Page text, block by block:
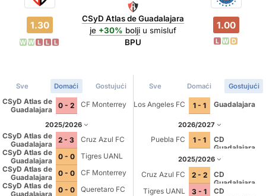
1.30
W W L L L
CSyD Atlas de Guadalajara
je +30% boljiu smisluf
BPU
1.00
L W D
Sve Domaći Gostujući
CSyD Atlas de
Guadalajara
0 - 2 CF Monterrey
2025/2026
CSyD Atlas de
Guadalajara
2 - 3
Cruz Azul FC
CSyD Atlas de
Guadalajara
0 - 0
Tigres UANL
CSyD Atlas de
Guadalajara
0 - 0
CF Monterrey
CSyD Atlas de
Guadalajara
0 - 0
Queretaro FC
Sve Domaći Gostujući
Los Angeles FC 1 - 1 Guadalajara
2026/2027
Puebla FC 1 - 1
CD
Guadalajara
2025/2026
Cruz Azul FC 2 - 2
CD
Guadalajara
Tigres UANL
3 - 1
CD